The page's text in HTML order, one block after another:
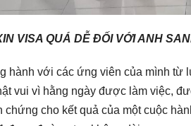
VISA QUÁ DỄ ĐỐI VỚI ANH
hành với các ứng viên của mình từ
vui vì hằng ngày được làm việc,
chứng cho kết quả của một cuộc